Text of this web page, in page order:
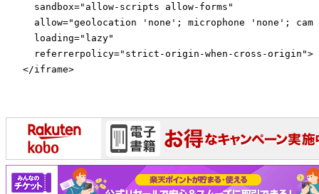
  sandbox="allow-scripts allow-forms"
allow="geolocation 'none'; microphone 'none';
  loading="lazy"
  referrerpolicy="strict-origin-when-cross-origin">
</iframe>